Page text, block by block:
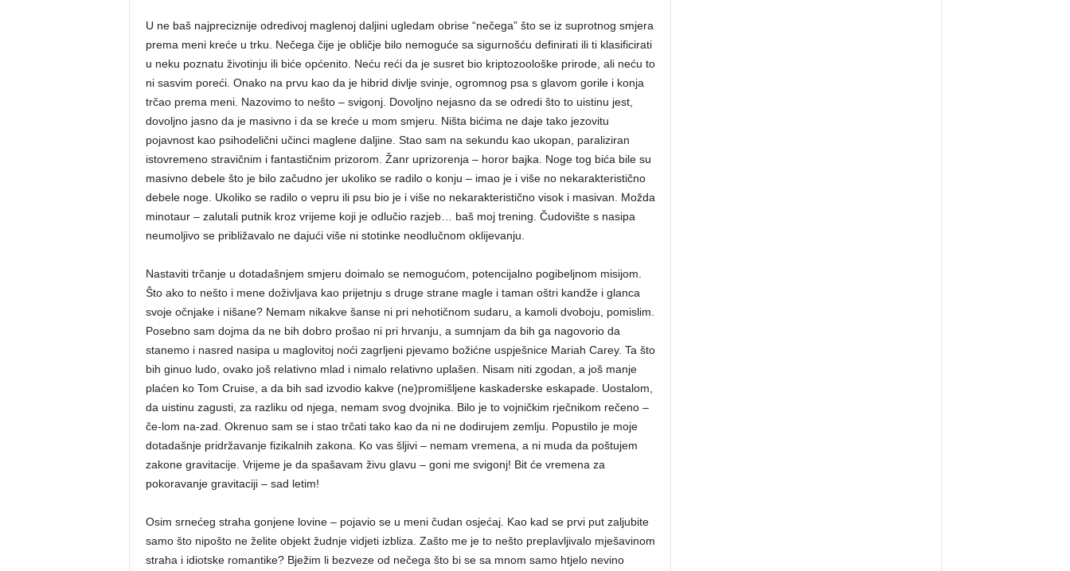
U ne baš najpreciznije odredivoj maglenoj daljini ugledam obrise “nečega” što se iz suprotnog smjera
prema meni kreće u trku. Nečega čije je obličje bilo nemoguće sa sigurnošću definirati ili ti klasificirati
u neku poznatu životinju ili biće općenito. Neću reći da je susret bio kriptozoološke prirode, ali neću to
ni sasvim poreći. Onako na prvu kao da je hibrid divlje svinje, ogromnog psa s glavom gorile i konja
trčao prema meni. Nazovimo to nešto – svigonj. Dovoljno nejasno da se odredi što to uistinu jest,
dovoljno jasno da je masivno i da se kreće u mom smjeru. Ništa bićima ne daje tako jezovitu
pojavnost kao psihodelični učinci maglene daljine. Stao sam na sekundu kao ukopan, paraliziran
istovremeno stravičnim i fantastičnim prizorom. Žanr uprizorenja – horor bajka. Noge tog bića bile su
masivno debele što je bilo začudno jer ukoliko se radilo o konju – imao je i više no nekarakteristično
debele noge. Ukoliko se radilo o vepru ili psu bio je i više no nekarakteristično visok i masivan. Možda
minotaur – zalutali putnik kroz vrijeme koji je odlučio razjeb… baš moj trening. Čudovište s nasipa
neumoljivo se približavalo ne dajući više ni stotinke neodlučnom oklijevanju.
Nastaviti trčanje u dotadašnjem smjeru doimalo se nemogućom, potencijalno pogibeljnom misijom.
Što ako to nešto i mene doživljava kao prijetnju s druge strane magle i taman oštri kandže i glanca
svoje očnjake i nišane? Nemam nikakve šanse ni pri nehotičnom sudaru, a kamoli dvoboju, pomislim.
Posebno sam dojma da ne bih dobro prošao ni pri hrvanju, a sumnjam da bih ga nagovorio da
stanemo i nasred nasipa u maglovitoj noći zagrljeni pjevamo božićne uspješnice Mariah Carey. Ta što
bih ginuo ludo, ovako još relativno mlad i nimalo relativno uplašen. Nisam niti zgodan, a još manje
plaćen ko Tom Cruise, a da bih sad izvodio kakve (ne)promišljene kaskaderske eskapade. Uostalom,
da uistinu zagusti, za razliku od njega, nemam svog dvojnika. Bilo je to vojničkim rječnikom rečeno –
če-lom na-zad. Okrenuo sam se i stao trčati tako kao da ni ne dodirujem zemlju. Popustilo je moje
dotadašnje pridržavanje fizikalnih zakona. Ko vas šljivi – nemam vremena, a ni muda da poštujem
zakone gravitacije. Vrijeme je da spašavam živu glavu – goni me svigonj! Bit će vremena za
pokoravanje gravitaciji – sad letim!
Osim srnećeg straha gonjene lovine – pojavio se u meni čudan osjećaj. Kao kad se prvi put zaljubite
samo što nipošto ne želite objekt žudnje vidjeti izbliza. Zašto me je to nešto preplavljivalo mješavinom
straha i idiotske romantike? Bježim li bezveze od nečega što bi se sa mnom samo htjelo nevino